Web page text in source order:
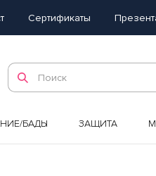
Сертификаты
БАДЫ ЗАЩИТА